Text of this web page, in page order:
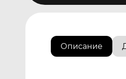
Описание